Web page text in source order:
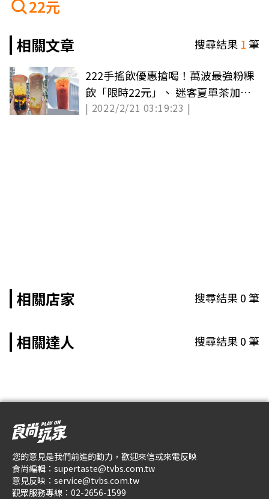
22元
相關文章
搜尋結果 1筆
222手搖飲優惠搶喝！萬波最強粉粿
飲「限時22元」、 迷客夏單茶加價
22元
| 2022/2/21 03:19:23 |
相關店家 搜尋結果0筆
相關達人 搜尋結果0筆
您的意見是我們前進的動力，歡迎來信或來電反映
食尚編輯： supertaste@tvbs.com.tw
意見反映： service@tvbs.com.tw
觀眾服務專線： 02-2656-1599